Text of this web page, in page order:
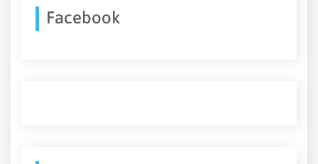
Facebook